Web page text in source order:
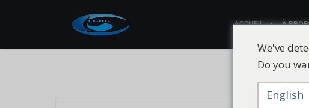
ACCUEIL À
We've
Do you
English